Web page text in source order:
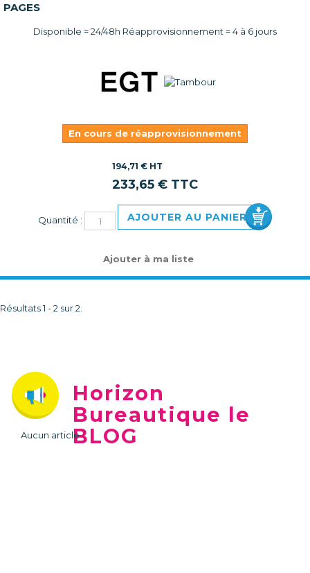
PAGES
Disponible = 24/48h Réapprovisionnement = 4 à 6 jours
En cours de réapprovisionnement
194,71 € HT
233,65 € TTC
Quantité : AJOUTER AU PANIER
Ajouter à ma liste
Résultats 1 - 2 sur 2.
Horizon
Bureautique le
BLOG
Aucun article